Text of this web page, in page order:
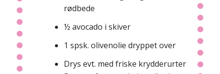
rødbede
½ avocado i skiver
1 spsk. olivenolie dryppet over
Drys evt. med friske krydderurter